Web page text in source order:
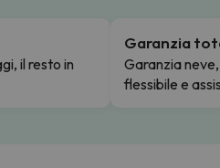
il resto in
Garanzia
Garanzia
flessibile e